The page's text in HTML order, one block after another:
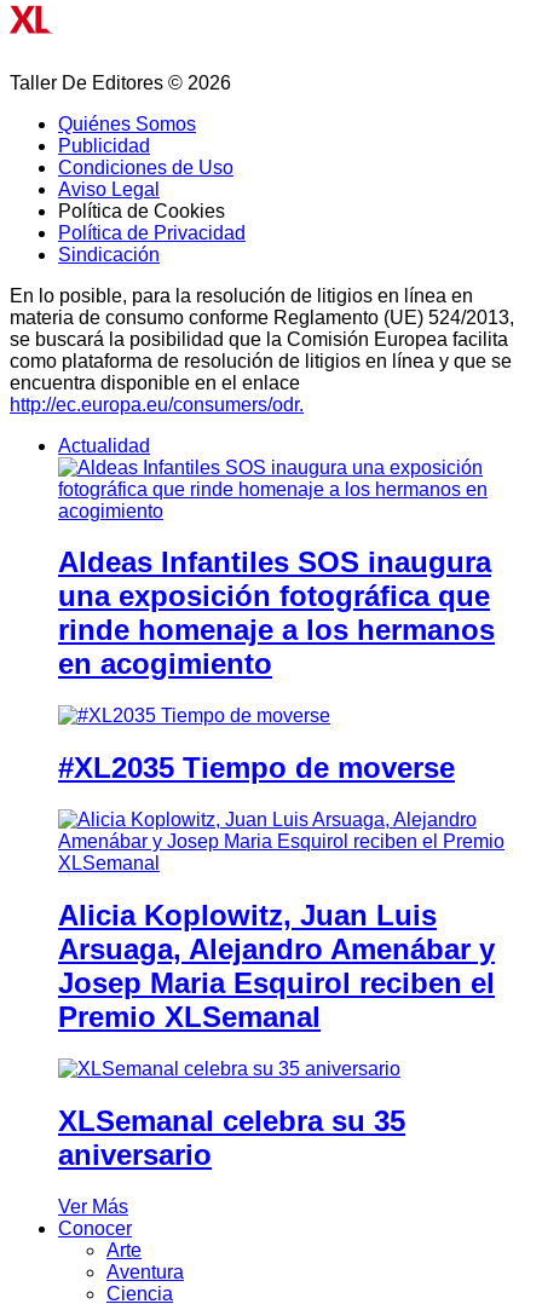
Taller De Editores © 2026
Quiénes Somos
Publicidad
Condiciones de Uso
Aviso Legal
Política de Cookies
Política de Privacidad
Sindicación
En lo posible, para la resolución de litigios en línea en
materia de consumo conforme Reglamento (UE) 524/2013,
se buscará la posibilidad que la Comisión Europea facilita
como plataforma de resolución de litigios en línea y que se
encuentra disponible en el enlace
http://ec.europa.eu/consumers/odr.
Actualidad
Aldeas Infantiles SOS inaugura
una exposición fotográfica que
rinde homenaje a los hermanos
en acogimiento
#XL2035 Tiempo de moverse
Alicia Koplowitz, Juan Luis
Arsuaga, Alejandro Amenábar y
Josep Maria Esquirol reciben el
Premio XLSemanal
XLSemanal celebra su 35
aniversario
Ver Más
Conocer
Arte
Aventura
Ciencia